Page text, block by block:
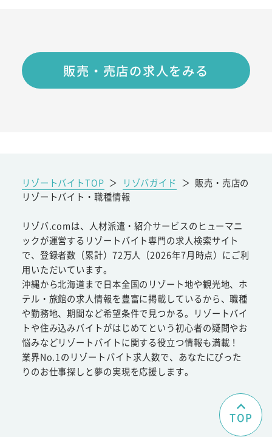
販売・売店の求人をみる
リゾートバイトTOP ＞ リゾバガイド ＞ 販売・売店の
リゾートバイト・職種情報
リゾバ.comは、人材派遣・紹介サービスのヒューマニ
ックが運営するリゾートバイト専門の求人検索サイト
で、登録者数（累計）72万人（2026年7月時点）にご利
用いただいています。
沖縄から北海道まで日本全国のリゾート地や観光地、ホ
テル・旅館の求人情報を豊富に掲載しているから、職種
や勤務地、期間など希望条件で見つかる。リゾートバイ
トや住み込みバイトがはじめてという初心者の疑問やお
悩みなどリゾートバイトに関する役立つ情報も満載！
業界No.1のリゾートバイト求人数で、あなたにぴった
りのお仕事探しと夢の実現を応援します。
TOP